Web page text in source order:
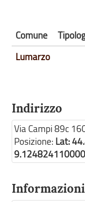
Comune
Lumarzo
Indirizzo
Via Campi 89c
Posizione: Lat:
9.124824110000
Informazioni